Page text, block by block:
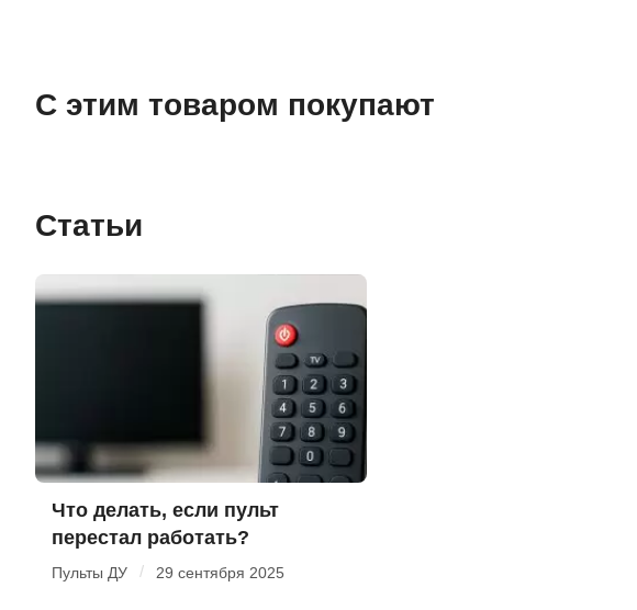
С этим товаром покупают
Статьи
Что делать, если пульт
перестал работать?
Пульты ДУ / 29 сентября 2025